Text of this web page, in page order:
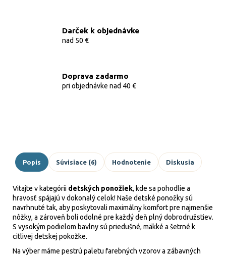
Darček k objednávke
nad 50 €
Doprava zadarmo
pri objednávke nad 40 €
Popis Súvisiace (6) Hodnotenie Diskusia
Vitajte v kategórii detských ponožiek, kde sa pohodlie a
hravosť spájajú v dokonalý celok! Naše detské ponožky sú
navrhnuté tak, aby poskytovali maximálny komfort pre najmenšie
nôžky, a zároveň boli odolné pre každý deň plný dobrodružstiev.
S vysokým podielom bavlny sú priedušné, mäkké a šetrné k
citlivej detskej pokožke.
Na výber máme pestrú paletu farebných vzorov a zábavných